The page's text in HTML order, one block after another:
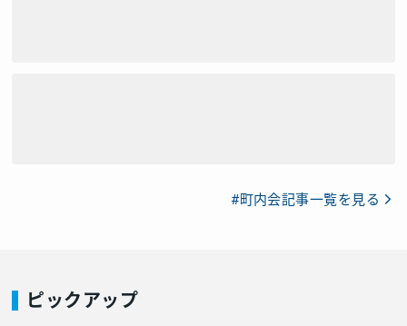
#町内会記事一覧を見る
ピックアップ